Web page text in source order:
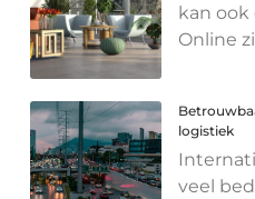
kan ook
Online
logistiek
veel